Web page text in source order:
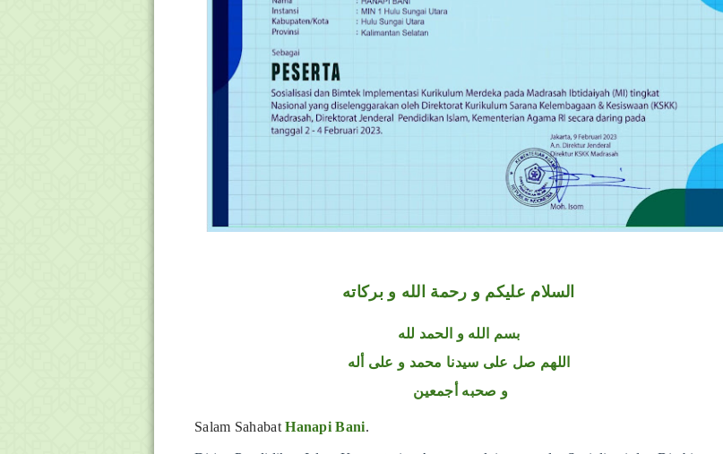
السلام عليكم و رحمة الله و بركاته
بسم الله و الحمد لله
اللهم صل على سيدنا محمد و على أله
و صحبه أجمعين
Salam SahabatHanapi Bani.